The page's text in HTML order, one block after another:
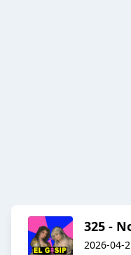
325 -
2026-04-